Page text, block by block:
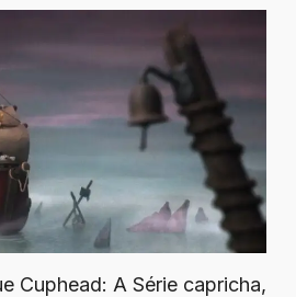
Cuphead: A Série capricha,